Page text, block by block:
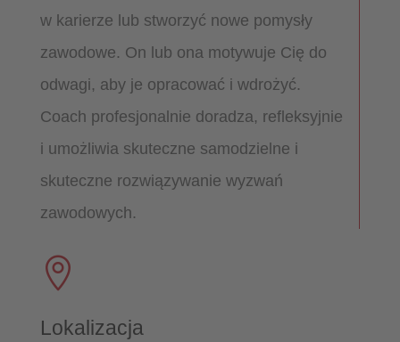
w karierze lub stworzyć nowe pomysły
zawodowe. On lub ona motywuje Cię do
odwagi, aby je opracować i wdrożyć.
Coach profesjonalnie doradza, refleksyjnie
i umożliwia skuteczne samodzielne i
skuteczne rozwiązywanie wyzwań
zawodowych.

Lokalizacja